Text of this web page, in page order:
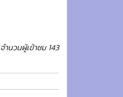
จำนวนผู้เข้าชม 143